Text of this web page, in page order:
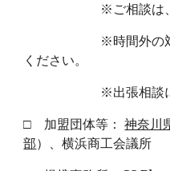
※ご相談は、
※時間外の対応を
ください。
※出張相談にも対
□ 加盟団体等：神奈川
部）、横浜商工会議所